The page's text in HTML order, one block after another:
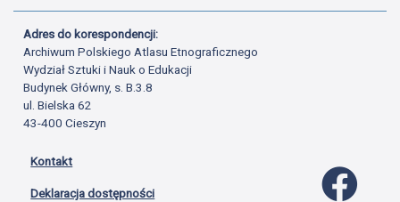
Adres do korespondencji:
Archiwum Polskiego Atlasu Etnograficznego
Wydział Sztuki i Nauk o Edukacji
Budynek Główny, s. B.3.8
ul. Bielska 62
43-400 Cieszyn
Kontakt
Deklaracja dostępności